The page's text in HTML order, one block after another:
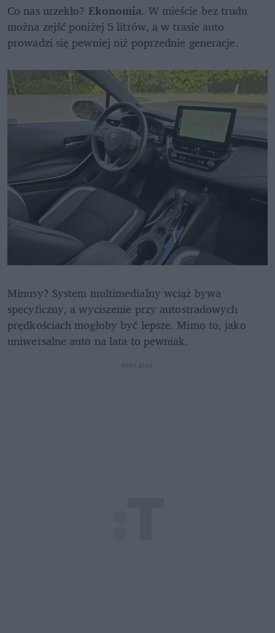
Co nas urzekło? Ekonomia. W mieście bez trudu
można zejść poniżej 5 litrów, a w trasie auto
prowadzi się pewniej niż poprzednie generacje.
Minusy? System multimedialny wciąż bywa
specyficzny, a wyciszenie przy autostradowych
prędkościach mogłoby być lepsze. Mimo to, jako
uniwersalne auto na lata to pewniak.
REKLAMA